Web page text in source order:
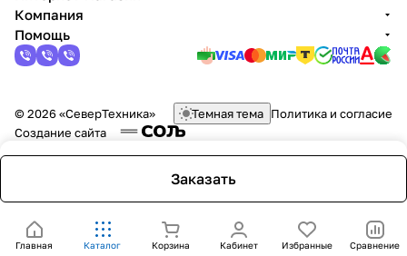
Заказать
Главная Каталог Корзина Кабинет Избранные Сравнение
Компания
Помощь
© 2026 «СеверТехника» Темная тема Политика и согласие
Создание сайта